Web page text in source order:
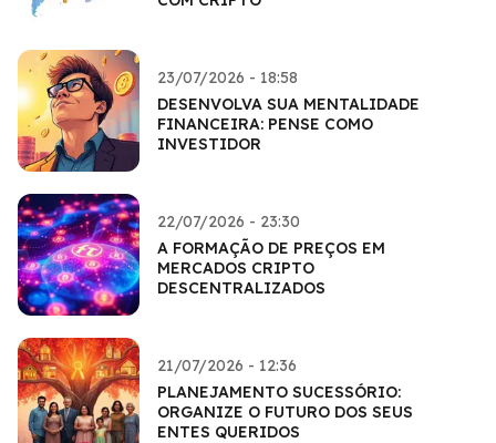
23/07/2026 - 18:58
DESENVOLVA SUA MENTALIDADE
FINANCEIRA: PENSE COMO
INVESTIDOR
22/07/2026 - 23:30
A FORMAÇÃO DE PREÇOS EM
MERCADOS CRIPTO
DESCENTRALIZADOS
21/07/2026 - 12:36
PLANEJAMENTO SUCESSÓRIO:
ORGANIZE O FUTURO DOS SEUS
ENTES QUERIDOS